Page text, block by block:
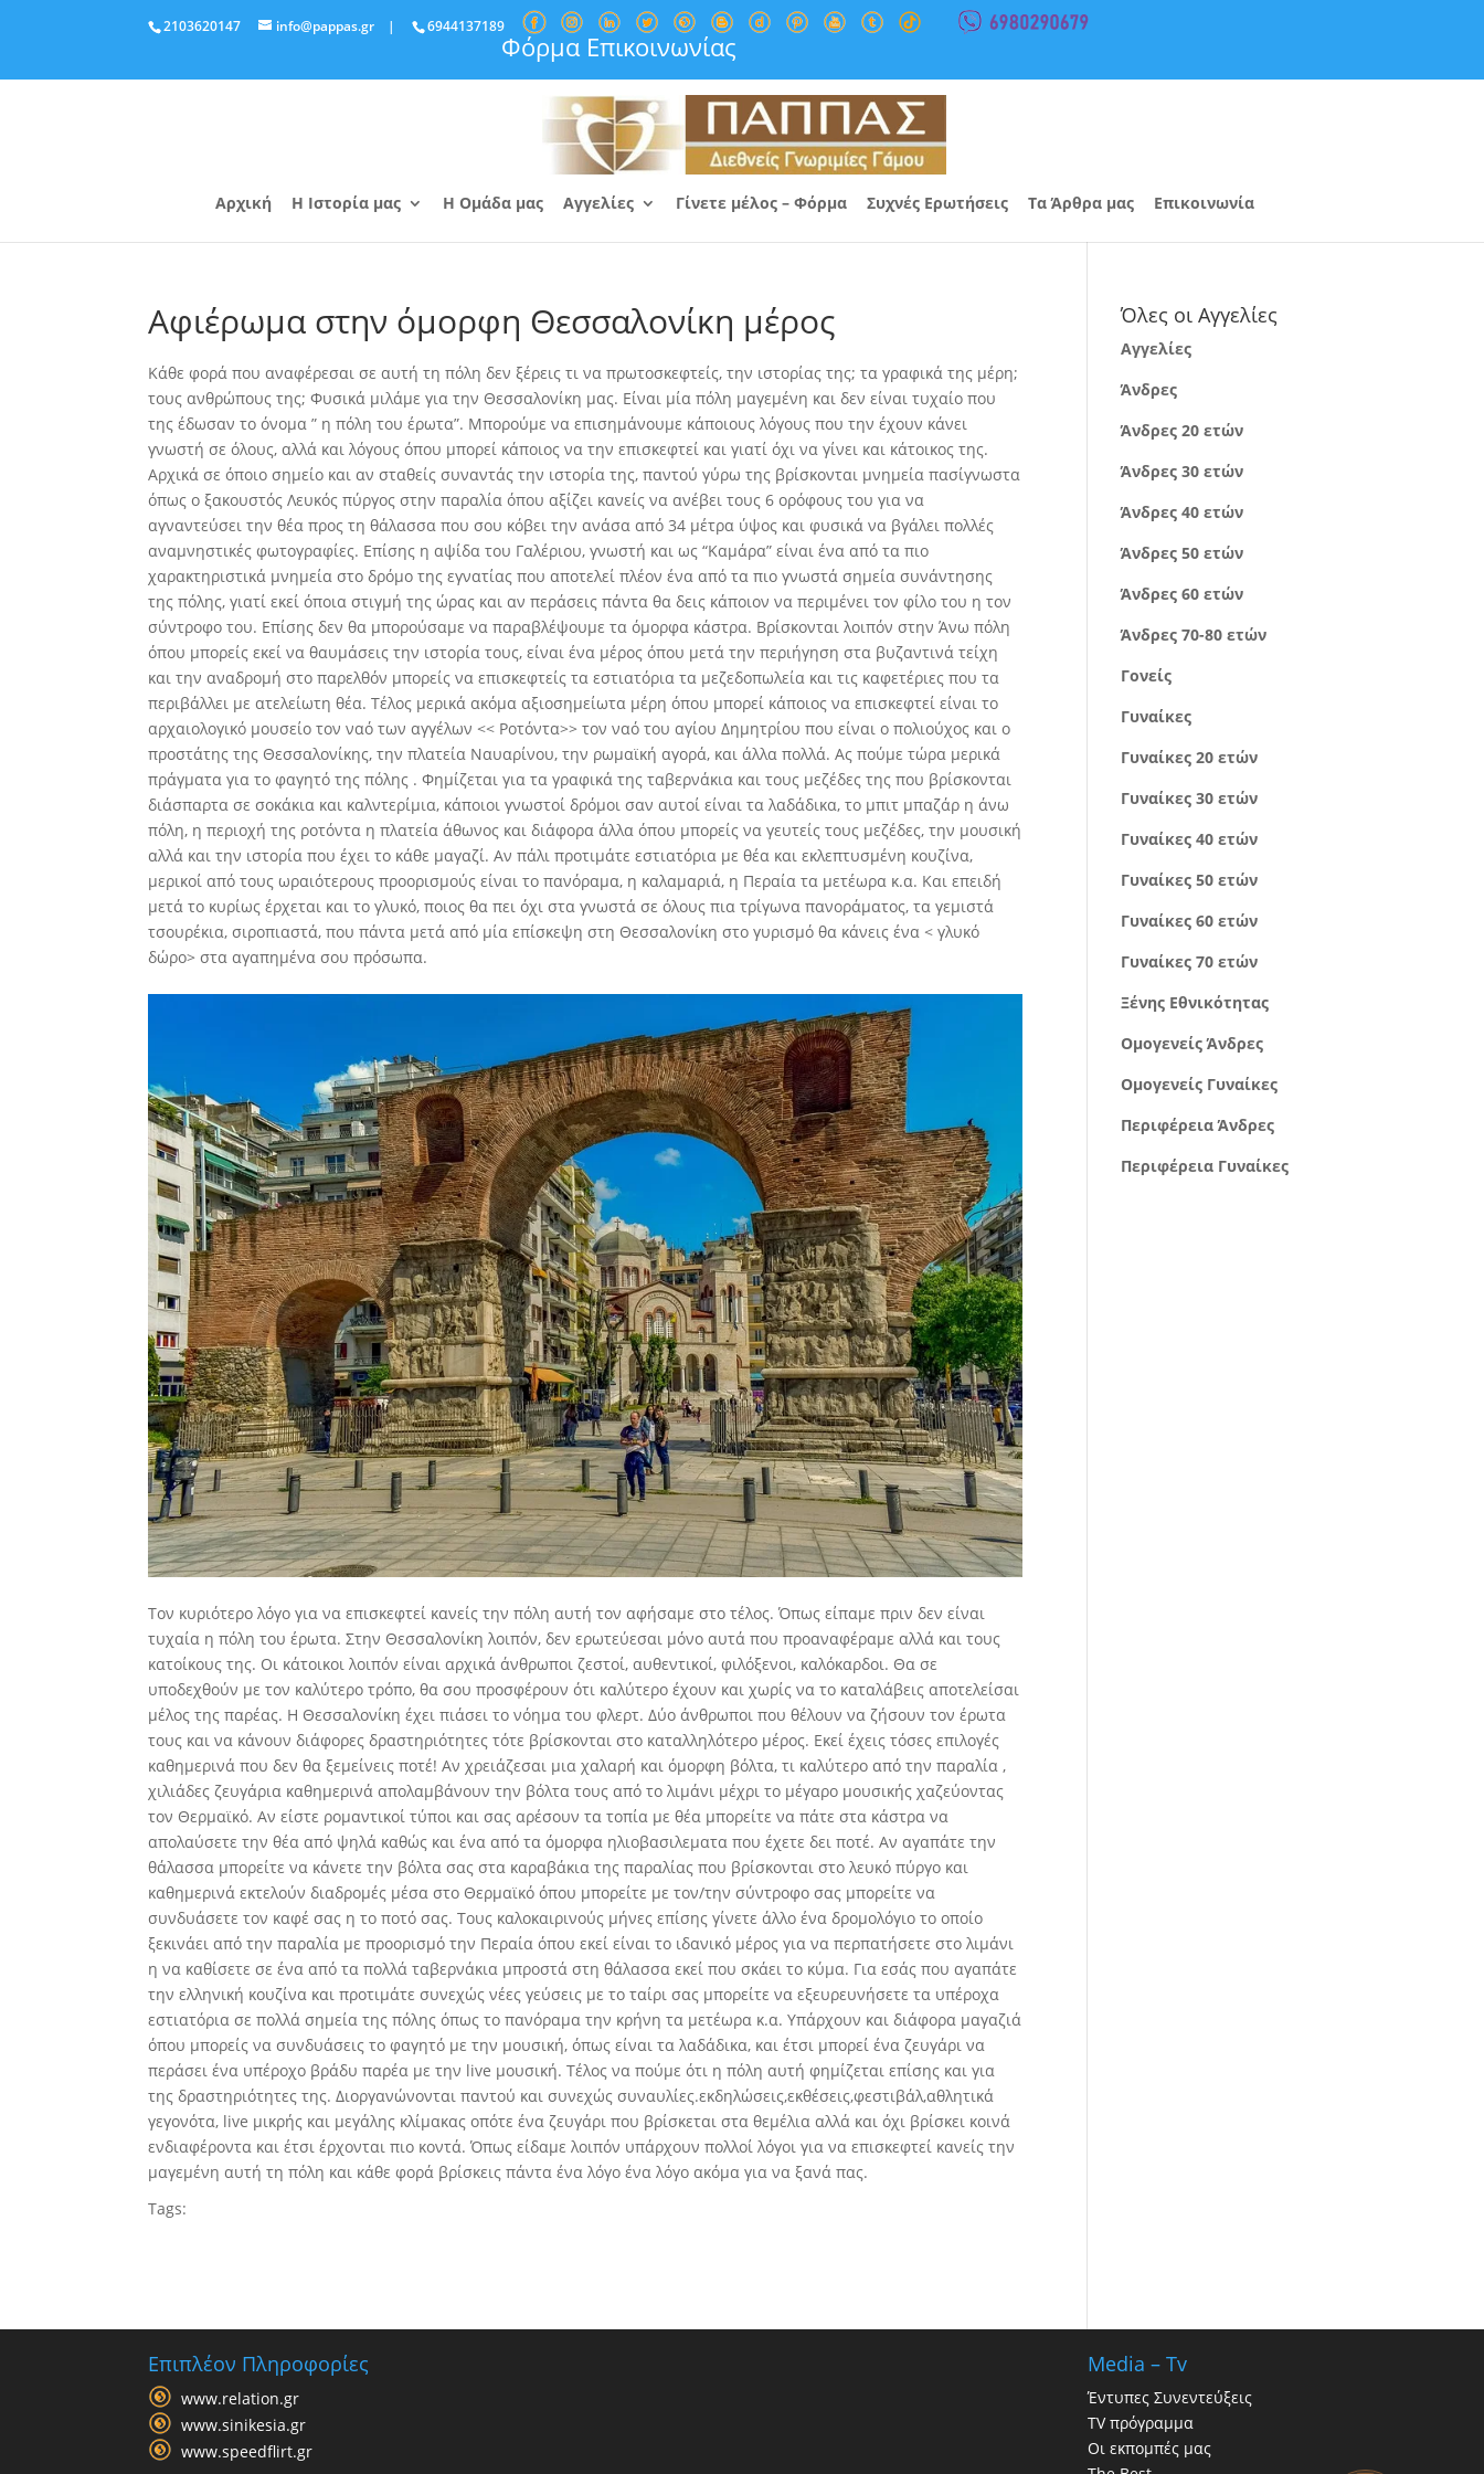
2103620147 info@pappas.gr | 6944137189
Φόρμα Επικοινωνίας
Αρχική Η Ιστορία μας Η Ομάδα μας Αγγελίες Γίνετε μέλος – Φόρμα Συχνές Ερωτήσεις Τα Άρθρα μας Επικοινωνία
Αφιέρωμα στην όμορφη Θεσσαλονίκη μέρος
Κάθε φορά που αναφέρεσαι σε αυτή τη πόλη δεν ξέρεις τι να πρωτοσκεφτείς, την ιστορίας της; τα γραφικά της μέρη;
τους ανθρώπους της; Φυσικά μιλάμε για την Θεσσαλονίκη μας. Είναι μία πόλη μαγεμένη και δεν είναι τυχαίο που
της έδωσαν το όνομα ” η πόλη του έρωτα”. Μπορούμε να επισημάνουμε κάποιους λόγους που την έχουν κάνει
γνωστή σε όλους, αλλά και λόγους όπου μπορεί κάποιος να την επισκεφτεί και γιατί όχι να γίνει και κάτοικος της.
Αρχικά σε όποιο σημείο και αν σταθείς συναντάς την ιστορία της, παντού γύρω της βρίσκονται μνημεία πασίγνωστα
όπως ο ξακουστός Λευκός πύργος στην παραλία όπου αξίζει κανείς να ανέβει τους 6 ορόφους του για να
αγναντεύσει την θέα προς τη θάλασσα που σου κόβει την ανάσα από 34 μέτρα ύψος και φυσικά να βγάλει πολλές
αναμνηστικές φωτογραφίες. Επίσης η αψίδα του Γαλέριου, γνωστή και ως “Καμάρα” είναι ένα από τα πιο
χαρακτηριστικά μνημεία στο δρόμο της εγνατίας που αποτελεί πλέον ένα από τα πιο γνωστά σημεία συνάντησης
της πόλης, γιατί εκεί όποια στιγμή της ώρας και αν περάσεις πάντα θα δεις κάποιον να περιμένει τον φίλο του η τον
σύντροφο του. Επίσης δεν θα μπορούσαμε να παραβλέψουμε τα όμορφα κάστρα. Βρίσκονται λοιπόν στην Άνω πόλη
όπου μπορείς εκεί να θαυμάσεις την ιστορία τους, είναι ένα μέρος όπου μετά την περιήγηση στα βυζαντινά τείχη
και την αναδρομή στο παρελθόν μπορείς να επισκεφτείς τα εστιατόρια τα μεζεδοπωλεία και τις καφετέριες που τα
περιβάλλει με ατελείωτη θέα. Τέλος μερικά ακόμα αξιοσημείωτα μέρη όπου μπορεί κάποιος να επισκεφτεί είναι το
αρχαιολογικό μουσείο τον ναό των αγγέλων << Ροτόντα>> τον ναό του αγίου Δημητρίου που είναι ο πολιούχος και ο
προστάτης της Θεσσαλονίκης, την πλατεία Ναυαρίνου, την ρωμαϊκή αγορά, και άλλα πολλά. Ας πούμε τώρα μερικά
πράγματα για το φαγητό της πόλης . Φημίζεται για τα γραφικά της ταβερνάκια και τους μεζέδες της που βρίσκονται
διάσπαρτα σε σοκάκια και καλντερίμια, κάποιοι γνωστοί δρόμοι σαν αυτοί είναι τα λαδάδικα, το μπιτ μπαζάρ η άνω
πόλη, η περιοχή της ροτόντα η πλατεία άθωνος και διάφορα άλλα όπου μπορείς να γευτείς τους μεζέδες, την μουσική
αλλά και την ιστορία που έχει το κάθε μαγαζί. Αν πάλι προτιμάτε εστιατόρια με θέα και εκλεπτυσμένη κουζίνα,
μερικοί από τους ωραιότερους προορισμούς είναι το πανόραμα, η καλαμαριά, η Περαία τα μετέωρα κ.α. Και επειδή
μετά το κυρίως έρχεται και το γλυκό, ποιος θα πει όχι στα γνωστά σε όλους πια τρίγωνα πανοράματος, τα γεμιστά
τσουρέκια, σιροπιαστά, που πάντα μετά από μία επίσκεψη στη Θεσσαλονίκη στο γυρισμό θα κάνεις ένα < γλυκό
δώρο> στα αγαπημένα σου πρόσωπα.
Τον κυριότερο λόγο για να επισκεφτεί κανείς την πόλη αυτή τον αφήσαμε στο τέλος. Όπως είπαμε πριν δεν είναι
τυχαία η πόλη του έρωτα. Στην Θεσσαλονίκη λοιπόν, δεν ερωτεύεσαι μόνο αυτά που προαναφέραμε αλλά και τους
κατοίκους της. Οι κάτοικοι λοιπόν είναι αρχικά άνθρωποι ζεστοί, αυθεντικοί, φιλόξενοι, καλόκαρδοι. Θα σε
υποδεχθούν με τον καλύτερο τρόπο, θα σου προσφέρουν ότι καλύτερο έχουν και χωρίς να το καταλάβεις αποτελείσαι
μέλος της παρέας. Η Θεσσαλονίκη έχει πιάσει το νόημα του φλερτ. Δύο άνθρωποι που θέλουν να ζήσουν τον έρωτα
τους και να κάνουν διάφορες δραστηριότητες τότε βρίσκονται στο καταλληλότερο μέρος. Εκεί έχεις τόσες επιλογές
καθημερινά που δεν θα ξεμείνεις ποτέ! Αν χρειάζεσαι μια χαλαρή και όμορφη βόλτα, τι καλύτερο από την παραλία ,
χιλιάδες ζευγάρια καθημερινά απολαμβάνουν την βόλτα τους από το λιμάνι μέχρι το μέγαρο μουσικής χαζεύοντας
τον Θερμαϊκό. Αν είστε ρομαντικοί τύποι και σας αρέσουν τα τοπία με θέα μπορείτε να πάτε στα κάστρα να
απολαύσετε την θέα από ψηλά καθώς και ένα από τα όμορφα ηλιοβασιλεματα που έχετε δει ποτέ. Αν αγαπάτε την
θάλασσα μπορείτε να κάνετε την βόλτα σας στα καραβάκια της παραλίας που βρίσκονται στο λευκό πύργο και
καθημερινά εκτελούν διαδρομές μέσα στο Θερμαϊκό όπου μπορείτε με τον/την σύντροφο σας μπορείτε να
συνδυάσετε τον καφέ σας η το ποτό σας. Τους καλοκαιρινούς μήνες επίσης γίνετε άλλο ένα δρομολόγιο το οποίο
ξεκινάει από την παραλία με προορισμό την Περαία όπου εκεί είναι το ιδανικό μέρος για να περπατήσετε στο λιμάνι
η να καθίσετε σε ένα από τα πολλά ταβερνάκια μπροστά στη θάλασσα εκεί που σκάει το κύμα. Για εσάς που αγαπάτε
την ελληνική κουζίνα και προτιμάτε συνεχώς νέες γεύσεις με το ταίρι σας μπορείτε να εξευρευνήσετε τα υπέροχα
εστιατόρια σε πολλά σημεία της πόλης όπως το πανόραμα την κρήνη τα μετέωρα κ.α. Υπάρχουν και διάφορα μαγαζιά
όπου μπορείς να συνδυάσεις το φαγητό με την μουσική, όπως είναι τα λαδάδικα, και έτσι μπορεί ένα ζευγάρι να
περάσει ένα υπέροχο βράδυ παρέα με την live μουσική. Τέλος να πούμε ότι η πόλη αυτή φημίζεται επίσης και για
της δραστηριότητες της. Διοργανώνονται παντού και συνεχώς συναυλίες.εκδηλώσεις,εκθέσεις,φεστιβάλ,αθλητικά
γεγονότα, live μικρής και μεγάλης κλίμακας οπότε ένα ζευγάρι που βρίσκεται στα θεμέλια αλλά και όχι βρίσκει κοινά
ενδιαφέροντα και έτσι έρχονται πιο κοντά. Όπως είδαμε λοιπόν υπάρχουν πολλοί λόγοι για να επισκεφτεί κανείς την
μαγεμένη αυτή τη πόλη και κάθε φορά βρίσκεις πάντα ένα λόγο ένα λόγο ακόμα για να ξανά πας.
Tags:
Όλες οι Αγγελίες
Αγγελίες
Άνδρες
Άνδρες 20 ετών
Άνδρες 30 ετών
Άνδρες 40 ετών
Άνδρες 50 ετών
Άνδρες 60 ετών
Άνδρες 70-80 ετών
Γονείς
Γυναίκες
Γυναίκες 20 ετών
Γυναίκες 30 ετών
Γυναίκες 40 ετών
Γυναίκες 50 ετών
Γυναίκες 60 ετών
Γυναίκες 70 ετών
Ξένης Εθνικότητας
Ομογενείς Άνδρες
Ομογενείς Γυναίκες
Περιφέρεια Άνδρες
Περιφέρεια Γυναίκες
Επιπλέον Πληροφορίες
www.relation.gr
www.sinikesia.gr
www.speedflirt.gr
Media – Tv
Έντυπες Συνεντεύξεις
TV πρόγραμμα
Οι εκπομπές μας